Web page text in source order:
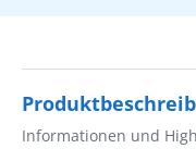
Informationen und